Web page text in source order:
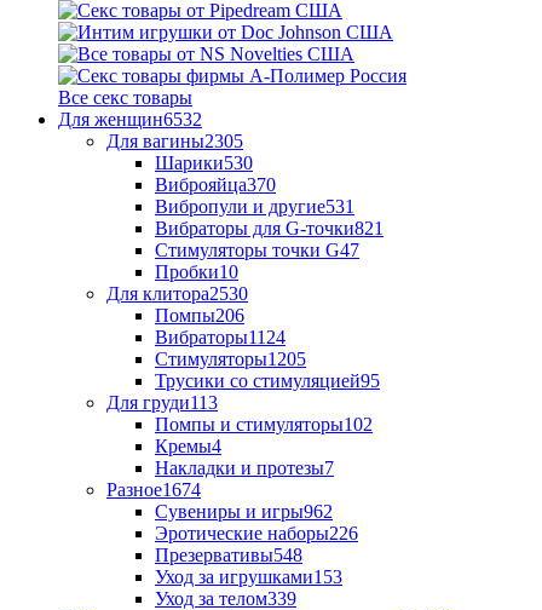
Все секс товары
Для женщин6532
Для вагины2305
Шарики530
Виброяйца370
Вибропули и другие531
Вибраторы для G-точки821
Стимуляторы точки G47
Пробки10
Для клитора2530
Помпы206
Вибраторы1124
Стимуляторы1205
Трусики со стимуляцией95
Для груди113
Помпы и стимуляторы102
Кремы4
Накладки и протезы7
Разное1674
Сувениры и игры962
Эротические наборы226
Презервативы548
Уход за игрушками153
Уход за телом339